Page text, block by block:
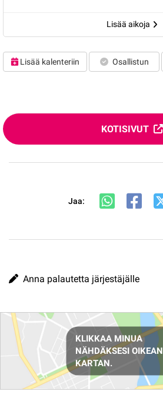
Lisää aikoja
Lisää kalenteriin Osallistun
KOTISIVUT
Jaa:
Anna palautetta järjestäjälle
Reittiohjeet
KLIKKAA MINUA
NÄHDÄKSESI OIKEAN
KARTAN.